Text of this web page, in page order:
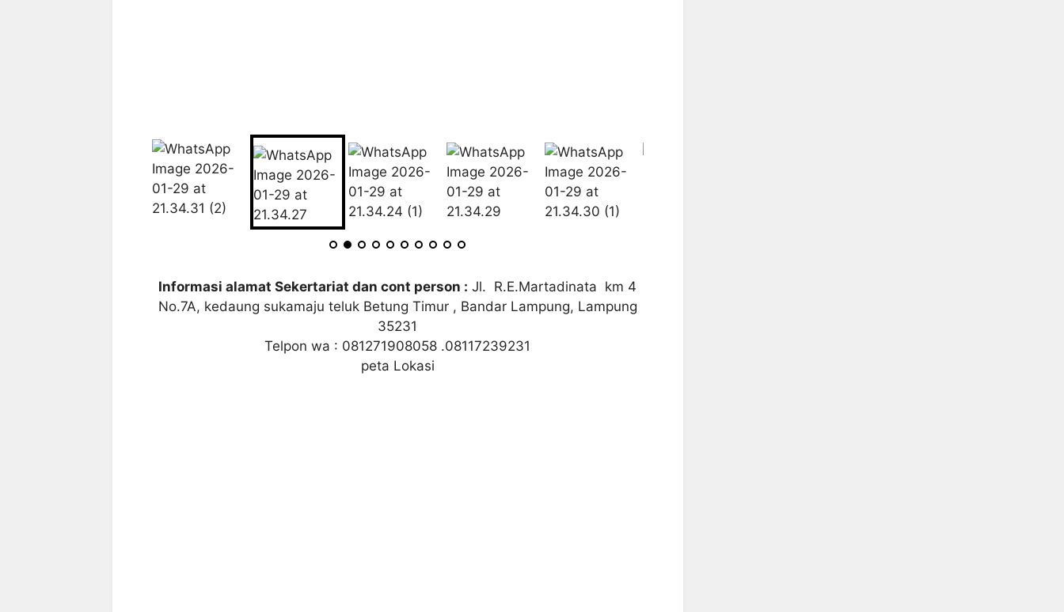
Informasi alamat Sekertariat dan cont person : Jl. R.E.Martadinata km 4
No.7A, kedaung sukamaju teluk Betung Timur , Bandar Lampung, Lampung
35231
Telpon wa : 081271908058 .08117239231
peta Lokasi